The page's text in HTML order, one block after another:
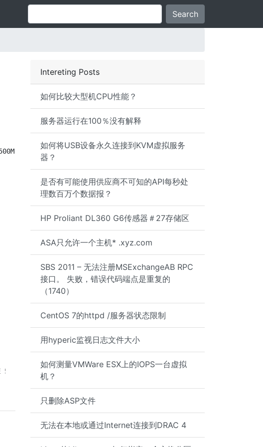
Search
Intereting Posts
如何比较大型机CPU性能？
服务器运行在100％没有解释
如何将USB设备永久连接到KVM虚拟服务
器？
是否有可能使用供应商不可知的API每秒处
理数百万个数据报？
HP Proliant DL360 G6传感器＃27存储区
ASA只允许一个主机* .xyz.com
SBS 2011 – 无法注册MSExchangeAB RPC
接口。 失败，错误代码端点是重复的
（1740）
CentOS 7的httpd /服务器状态限制
用hyperic监视日志文件大小
如何测量VMWare ESX上的IOPS一台虚拟
机？
只删除ASP文件
无法在本地或通过Internet连接到DRAC 4
REUSE;